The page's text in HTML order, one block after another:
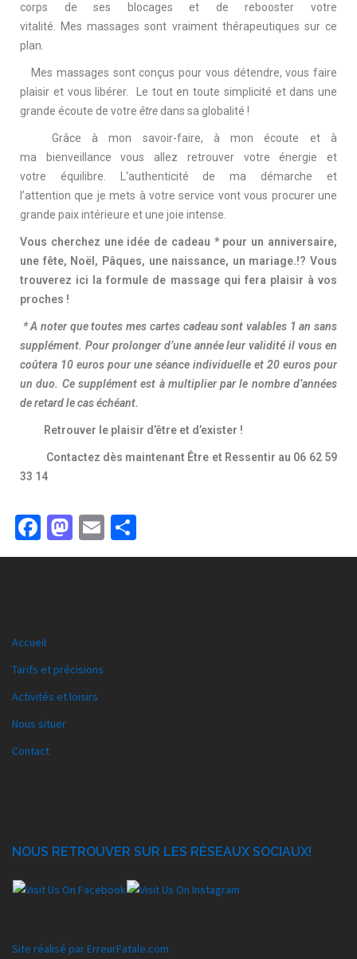
corps de ses blocages et de rebooster votre
vitalité. Mes massages sont vraiment thérapeutiques sur ce
plan.
Mes massages sont conçus pour vous détendre, vous faire
plaisir et vous libérer. Le tout en toute simplicité et dans une
grande écoute de votre être dans sa globalité !
Grâce à mon savoir-faire, à mon écoute et à
ma bienveillance vous allez retrouver votre énergie et
votre équilibre. L‘authenticité de ma démarche et
l’attention que je mets à votre service vont vous procurer une
grande paix intérieure et une joie intense.
Vous cherchez une idée de cadeau * pour un anniversaire,
une fête, Noël, Pâques, une naissance, un mariage.!? Vous
trouverez ici la formule de massage qui fera plaisir à vos
proches !
* A noter que toutes mes cartes cadeau sont valables 1 an sans
supplément. Pour prolonger d’une année leur validité il vous en
coûtera 10 euros pour une séance individuelle et 20 euros pour
un duo. Ce supplément est à multiplier par le nombre d’années
de retard le cas échéant.
Retrouver le plaisir d’être et d’exister !
Contactez dès maintenant Être et Ressentir au 06 62 59
33 14
Facebook
Mastodon
Email
Accueil
Tarifs et précisions
Activités et loisirs
Nous situer
Contact
NOUS RETROUVER SUR LES RÉSEAUX SOCIAUX!
Site réalisé par ErreurFatale.com